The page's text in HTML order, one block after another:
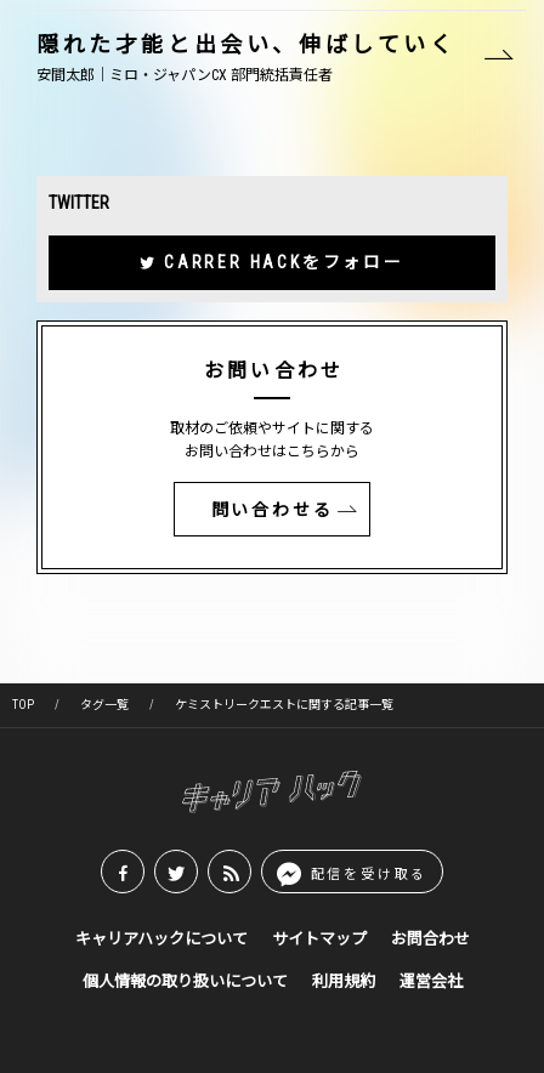
隠れた才能と出会い、伸ばしていく
安間太郎｜ミロ・ジャパンCX 部門統括責任者
TWITTER
CARRER HACKをフォロー
お問い合わせ
取材のご依頼やサイトに関する
お問い合わせはこちらから
問い合わせる
TOP タグ一覧 ケミストリークエストに関する記事一覧
配信を受け取る
キャリアハックについて サイトマップ お問合わせ
個人情報の取り扱いについて 利用規約 運営会社